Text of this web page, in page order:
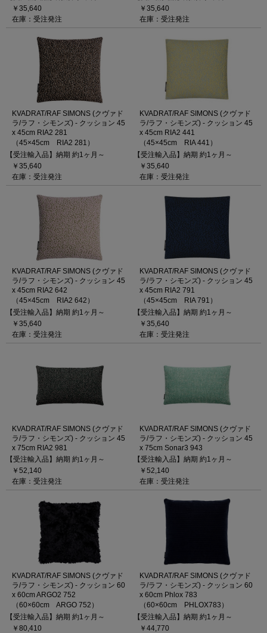
￥35,640
在庫：受注発注
￥35,640
在庫：受注発注
KVADRAT/RAF SIMONS (クヴァド
ラ/ラフ・シモンズ) - クッション 45
x 45cm RIA2 281
（45×45cm RIA2 281）
【受注輸入品】納期 約1ヶ月～
￥35,640
在庫：受注発注
KVADRAT/RAF SIMONS (クヴァド
ラ/ラフ・シモンズ) - クッション 45
x 45cm RIA2 441
（45×45cm RIA 441）
【受注輸入品】納期 約1ヶ月～
￥35,640
在庫：受注発注
KVADRAT/RAF SIMONS (クヴァド
ラ/ラフ・シモンズ) - クッション 45
x 45cm RIA2 642
（45×45cm RIA2 642）
【受注輸入品】納期 約1ヶ月～
￥35,640
在庫：受注発注
KVADRAT/RAF SIMONS (クヴァド
ラ/ラフ・シモンズ) - クッション 45
x 45cm RIA2 791
（45×45cm RIA 791）
【受注輸入品】納期 約1ヶ月～
￥35,640
在庫：受注発注
KVADRAT/RAF SIMONS (クヴァド
ラ/ラフ・シモンズ) - クッション 45
x 75cm RIA2 981
【受注輸入品】納期 約1ヶ月～
￥52,140
在庫：受注発注
KVADRAT/RAF SIMONS (クヴァド
ラ/ラフ・シモンズ) - クッション 45
x 75cm Sonar3 943
【受注輸入品】納期 約1ヶ月～
￥52,140
在庫：受注発注
KVADRAT/RAF SIMONS (クヴァド
ラ/ラフ・シモンズ) - クッション 60
x 60cm ARGO2 752
（60×60cm ARGO 752）
【受注輸入品】納期 約1ヶ月～
￥80,410
KVADRAT/RAF SIMONS (クヴァド
ラ/ラフ・シモンズ) - クッション 60
x 60cm Phlox 783
（60×60cm PHLOX783）
【受注輸入品】納期 約1ヶ月～
￥44,770